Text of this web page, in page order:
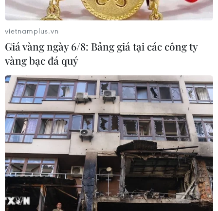
vietnamplus.vn
Giá vàng ngày 6/8: Bảng giá tại các công ty
vàng bạc đá quý